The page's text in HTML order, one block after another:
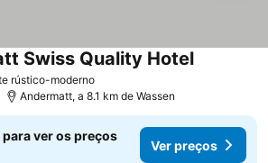
rústico-moderno
Swiss Quality Hotel
Andermatt, a 8.1 km de Wassen
ver os preços
Ver preços